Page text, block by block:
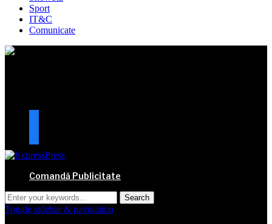
Sport
IT&C
Comunicate
Comandă Publicitate
Toggle sidebar & navigation